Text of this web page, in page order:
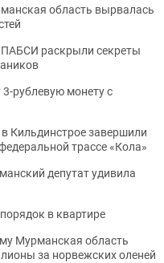
область вырвалась
ПАБСИ раскрыли секреты
рублевую монету с
Кильдинстрое завершили
трассе «Кола»
депутат удивила
в квартире
Мурманская область
за норвежских оленей